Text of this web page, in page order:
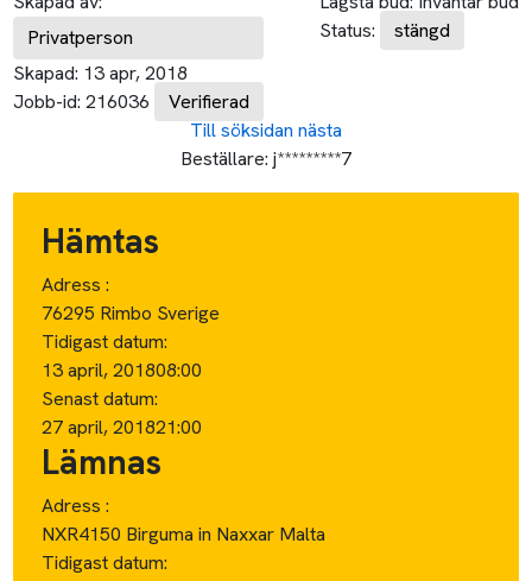
Privatperson
Skapad: 13 apr, 2018
Jobb-id: 216036 Verifierad
Status:
stängd
Till söksidan nästa
Beställare: j*********7
Hämtas
Adress :
76295 Rimbo Sverige
Tidigast datum:
13 april, 201808:00
Senast datum:
27 april, 201821:00
Lämnas
Adress :
NXR4150 Birguma in Naxxar Malta
Tidigast datum: